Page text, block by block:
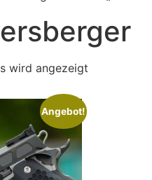
wird angezeigt
Angebot!